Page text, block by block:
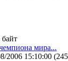
байт
мира...
2006 15:10:00 (